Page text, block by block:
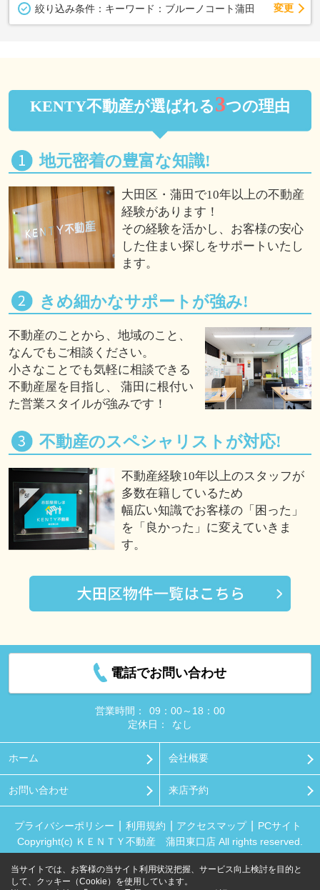
絞り込み条件： キーワード：ブルーノコート蒲田 変更
KENTY不動産が選ばれる3つの理由
地元密着の豊富な知識!
大田区・蒲田で10年以上の不動産
経験があります！
その経験を活かし、お客様の安心
した住まい探しをサポートいたし
ます。
きめ細かなサポートが強み!
不動産のことから、地域のこと、
なんでもご相談ください。
小さなことでも気軽に相談できる
不動産屋を目指し、 蒲田に根付い
た営業スタイルが強みです！
不動産のスペシャリストが対応!
不動産経験10年以上のスタッフが
多数在籍しているため
幅広い知識でお客様の「困った」
を「良かった」に変えていきま
す。
電話でお問い合わせ
営業時間：
09：00～18：00
定休日：
なし
ホーム 会社概要
お問い合わせ 来店予約
プライバシーポリシー 利用規約 アクセスマップ
PCサイト
Copyright(c) ＫＥＮＴＹ不動産 蒲田東口店 All rights reserved.
当サイトでは、お客様の当サイト利用状況把握、サービス向上検討を目的と
して、クッキー（Cookie）を使用しています。